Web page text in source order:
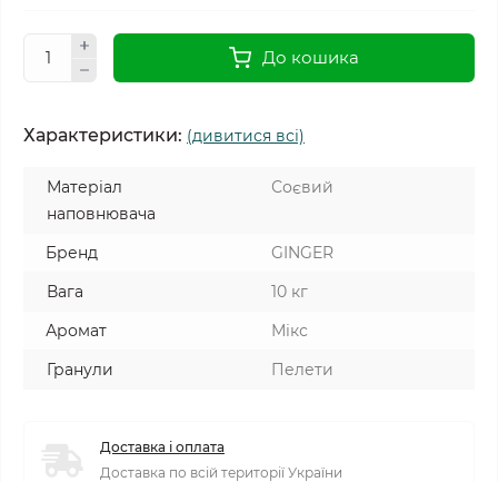
До кошика
Характеристики: (дивитися всі)
Матеріал
наповнювача
Соєвий
Бренд
GINGER
Вага
10 кг
Аромат
Мікс
Гранули
Пелети
Доставка і оплата
Доставка по всій території України